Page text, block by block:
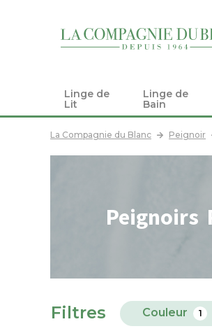
Linge de
Lit
Linge de
Bain
La Compagnie du Blanc Peignoir
Peignoirs
Filtres Couleur 1